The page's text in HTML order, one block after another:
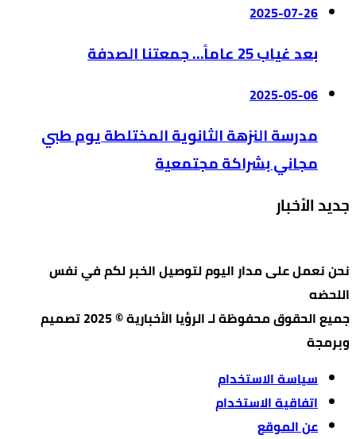
2025-07-26
بعد غياب 25 عاماً… جمعتنا الصدفة
2025-05-06
مدرسة النزهة الثانوية المختلطة يوم طبي
مجاني بشراكة مجتمعية
جديد الأخبار
نحن نعمل على مدار اليوم لتوصيل الخبر لكم في نفس
اللحضه
جميع الحقوق محفوظة لـ الرؤيا الأخبارية © 2025 تصميم
وبرمجة
سياسة الاستخدام
اتفاقية الاستخدام
عن الموقع